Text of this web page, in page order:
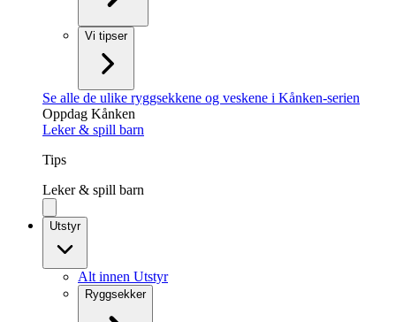
Vi tipser
Se alle de ulike ryggsekkene og veskene i Kånken-serien
Oppdag Kånken
Leker & spill barn
Tips
Leker & spill barn
Utstyr
Alt innen Utstyr
Ryggsekker